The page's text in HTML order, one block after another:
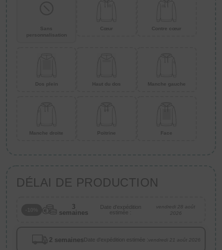
Sans
personnalisation
Cœur Contre cœur
Dos plein Haut du dos Manche gauche
Manche droite Poitrine Face
DÉLAI DE PRODUCTION
3
semaines
Date d'expédition
estimée :
vendredi 28 août
2026
2 semaines Date d'expédition estimée :vendredi 21 août 2026